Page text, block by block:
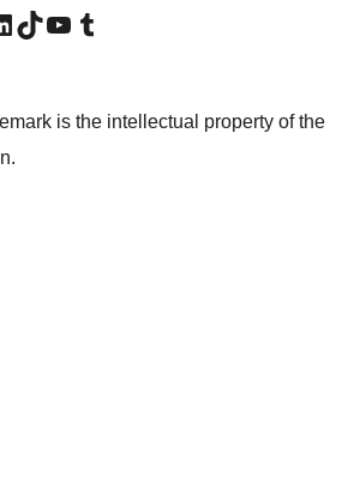
налог
our LinkedIn account
Посетите наш TikTok налог
Visit our YouTube channel
Посетите наш Tumblr налог
is the intellectual property of the